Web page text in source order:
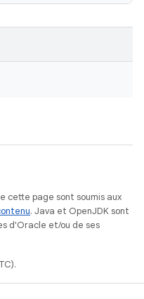
cette page sont soumis aux
. Java et OpenJDK sont
d'Oracle et/ou de ses